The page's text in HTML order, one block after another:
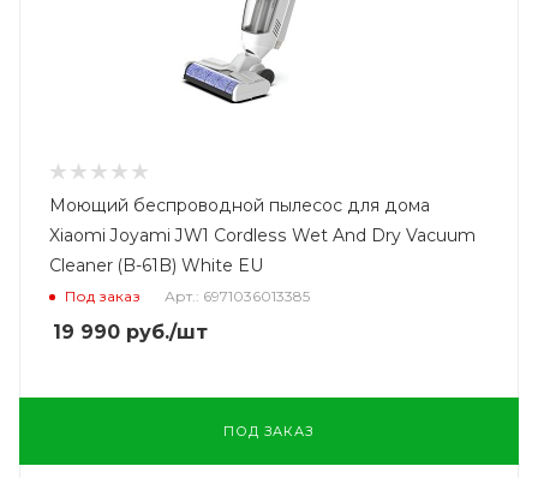
Моющий беспроводной пылесос для дома
Xiaomi Joyami JW1 Cordless Wet And Dry Vacuum
Cleaner (B-61B) White EU
Под заказ Арт.: 6971036013385
19 990 руб./шт
ПОД ЗАКАЗ